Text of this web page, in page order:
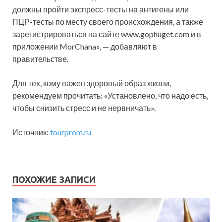
должны пройти экспресс-тесты на антигены или
ПЦР-тесты по месту своего происхождения, а также
зарегистрироваться на сайте www.gophuget.com и в
приложении MorChana», — добавляют в
правительстве.
Для тех, кому важен здоровый образ жизни,
рекомендуем прочитать: «Установлено, что надо есть,
чтобы снизить стресс и не нервничать».
Источник: tourprom.ru
ПОХОЖИЕ ЗАПИСИ